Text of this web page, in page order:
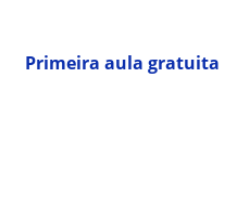
Primeira aula gratuita